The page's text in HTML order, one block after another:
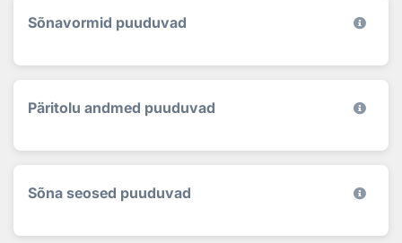
Sõnavormid puuduvad
Päritolu andmed puuduvad
Sõna seosed puuduvad